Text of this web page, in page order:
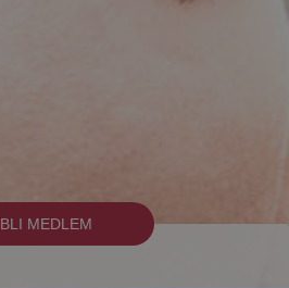
BLI MEDLEM